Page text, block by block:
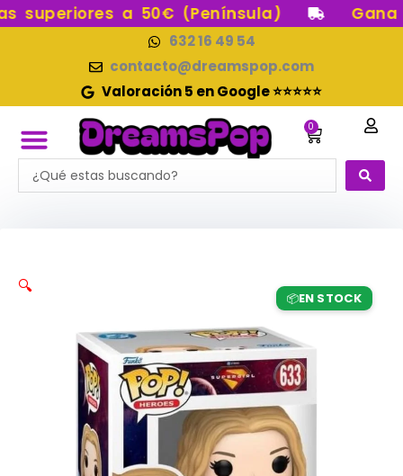
Ir
a 50€ (Península) Gana
632 16 49 54
contacto@dreamspop.com
Valoración 5 en Google ⭐⭐⭐⭐⭐
0
Carrito
Search
...
📦EN STOCK
🔍